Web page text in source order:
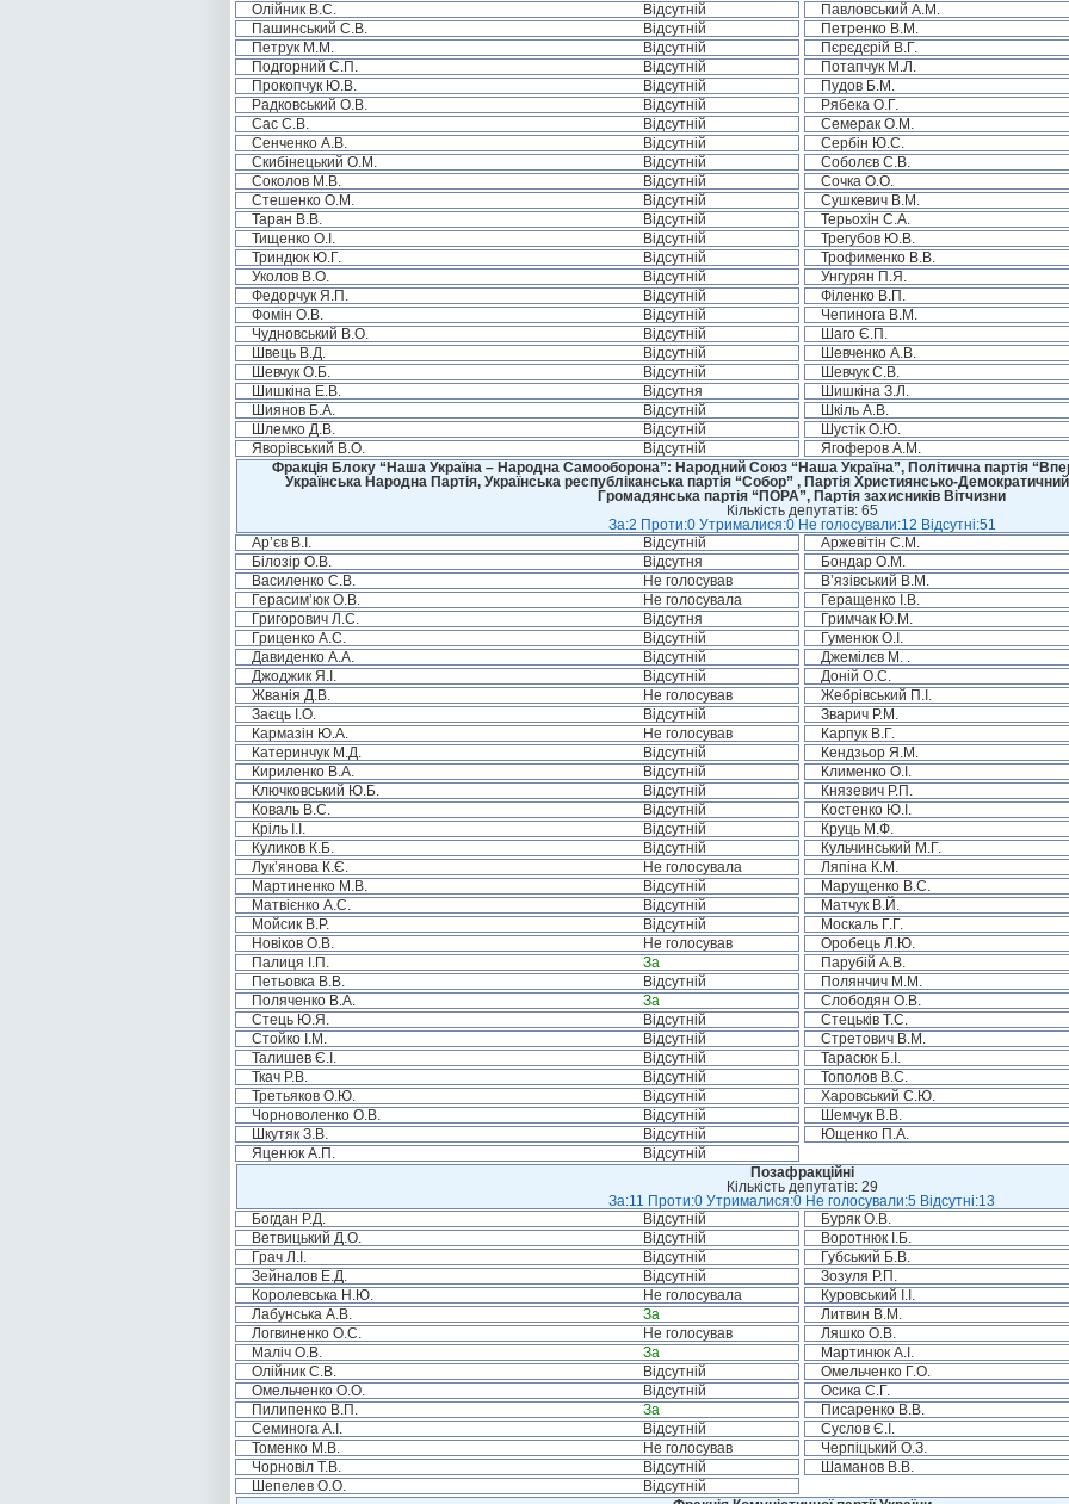
Олійник В.С.
Відсутній Павловський А.М.
Пашинський С.В.
Відсутній Петренко В.М.
Петрук М.М.
Відсутній Пєрєдєрій В.Г.
Подгорний С.П.
Відсутній Потапчук М.Л.
Прокопчук Ю.В.
Відсутній Пудов Б.М.
Радковський О.В.
Відсутній Рябека О.Г.
Сас С.В.
Відсутній Семерак О.М.
Сенченко А.В.
Відсутній Сербін Ю.С.
Скибінецький О.М.
Відсутній Соболєв С.В.
Соколов М.В.
Відсутній Сочка О.О.
Стешенко О.М.
Відсутній Сушкевич В.М.
Таран В.В.
Відсутній Терьохін С.А.
Тищенко О.І.
Відсутній Трегубов Ю.В.
Триндюк Ю.Г.
Відсутній Трофименко В.В.
Уколов В.О.
Відсутній Унгурян П.Я.
Федорчук Я.П.
Відсутній Філенко В.П.
Фомін О.В.
Відсутній Чепинога В.М.
Чудновський В.О.
Відсутній Шаго Є.П.
Швець В.Д.
Відсутній Шевченко А.В.
Шевчук О.Б.
Відсутній Шевчук С.В.
Шишкіна Е.В.
Відсутня Шишкіна З.Л.
Шиянов Б.А.
Відсутній Шкіль А.В.
Шлемко Д.В.
Відсутній Шустік О.Ю.
Яворівський В.О.
Відсутній Ягоферов А.М.
Фракція Блоку “Наша Україна – Народна Самооборона”: Народний Союз “Наша Україна”, Політична партія
Українська Народна Партія, Українська республіканська партія “Собор” , Партія Християнсько-
Громадянська партія “ПОРА”, Партія захисників Вітчизни
Кількість депутатів: 65
За:2 Проти:0 Утрималися:0 Не голосували:12 Відсутні:51
Ар’єв В.І.
Відсутній Аржевітін С.М.
Білозір О.В.
Відсутня Бондар О.М.
Василенко С.В.
Не голосував В’язівський В.М.
Герасим’юк О.В.
Не голосувала Геращенко І.В.
Григорович Л.С.
Відсутня Гримчак Ю.М.
Гриценко А.С.
Відсутній Гуменюк О.І.
Давиденко А.А.
Відсутній Джемілєв М. .
Джоджик Я.І.
Відсутній Доній О.С.
Жванія Д.В.
Не голосував Жебрівський П.І.
Заєць І.О.
Відсутній Зварич Р.М.
Кармазін Ю.А.
Не голосував Карпук В.Г.
Катеринчук М.Д.
Відсутній Кендзьор Я.М.
Кириленко В.А.
Відсутній Клименко О.І.
Ключковський Ю.Б.
Відсутній Князевич Р.П.
Коваль В.С.
Відсутній Костенко Ю.І.
Кріль І.І.
Відсутній Круць М.Ф.
Куликов К.Б.
Відсутній Кульчинський М.Г.
Лук’янова К.Є.
Не голосувала Ляпіна К.М.
Мартиненко М.В.
Відсутній Марущенко В.С.
Матвієнко А.С.
Відсутній Матчук В.Й.
Мойсик В.Р.
Відсутній Москаль Г.Г.
Новіков О.В.
Не голосував Оробець Л.Ю.
Палиця І.П.
За Парубій А.В.
Петьовка В.В.
Відсутній Полянчич М.М.
Поляченко В.А.
За Слободян О.В.
Стець Ю.Я.
Відсутній Стецьків Т.С.
Стойко І.М.
Відсутній Стретович В.М.
Талишев Є.І.
Відсутній Тарасюк Б.І.
Ткач Р.В.
Відсутній Тополов В.С.
Третьяков О.Ю.
Відсутній Харовський С.Ю.
Чорноволенко О.В.
Відсутній Шемчук В.В.
Шкутяк З.В.
Відсутній Ющенко П.А.
Яценюк А.П.
Відсутній
Позафракційні
Кількість депутатів: 29
За:11 Проти:0 Утрималися:0 Не голосували:5 Відсутні:13
Богдан Р.Д.
Відсутній Буряк О.В.
Ветвицький Д.О.
Відсутній Воротнюк І.Б.
Грач Л.І.
Відсутній Губський Б.В.
Зейналов Е.Д.
Відсутній Зозуля Р.П.
Королевська Н.Ю.
Не голосувала Куровський І.І.
Лабунська А.В.
За Литвин В.М.
Логвиненко О.С.
Не голосував Ляшко О.В.
Маліч О.В.
За Мартинюк А.І.
Олійник С.В.
Відсутній Омельченко Г.О.
Омельченко О.О.
Відсутній Осика С.Г.
Пилипенко В.П.
За Писаренко В.В.
Семинога А.І.
Відсутній Суслов Є.І.
Томенко М.В.
Не голосував Черпіцький О.З.
Чорновіл Т.В.
Відсутній Шаманов В.В.
Шепелев О.О.
Відсутній